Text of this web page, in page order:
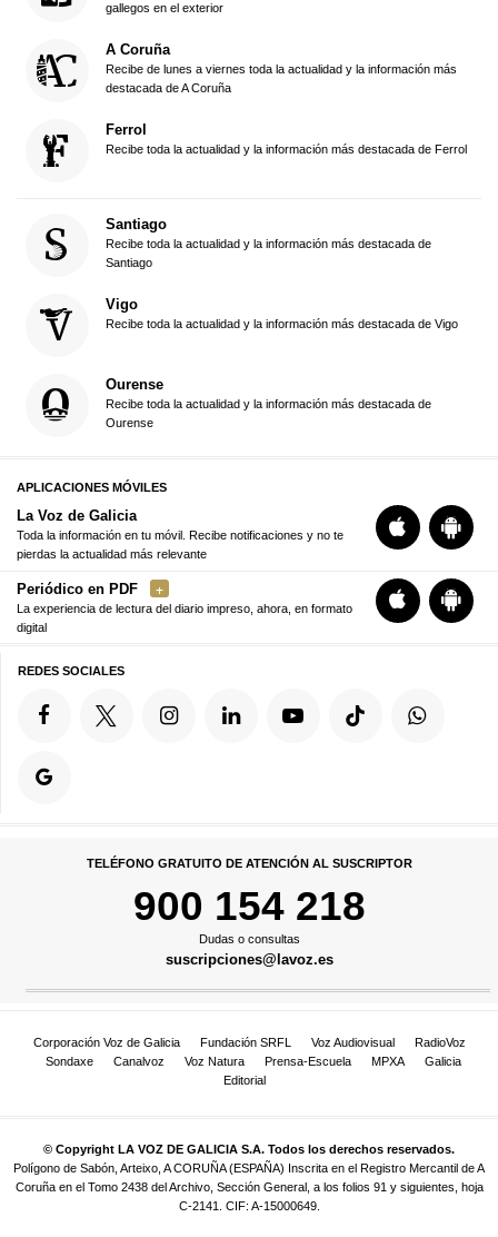
gallegos en el exterior
A Coruña
Recibe de lunes a viernes toda la actualidad y la información más
destacada de A Coruña
Ferrol
Recibe toda la actualidad y la información más destacada de Ferrol
Santiago
Recibe toda la actualidad y la información más destacada de
Santiago
Vigo
Recibe toda la actualidad y la información más destacada de Vigo
Ourense
Recibe toda la actualidad y la información más destacada de
Ourense
APLICACIONES MÓVILES
La Voz de Galicia
Toda la información en tu móvil. Recibe notificaciones y no te
pierdas la actualidad más relevante
Periódico en PDF
La experiencia de lectura del diario impreso, ahora, en formato
digital
REDES SOCIALES
TELÉFONO GRATUITO DE ATENCIÓN AL SUSCRIPTOR
900 154 218
Dudas o consultas
suscripciones@lavoz.es
Corporación Voz de Galicia Fundación SRFL Voz Audiovisual
RadioVoz
Sondaxe
Canalvoz Voz Natura Prensa-Escuela MPXA
Galicia
Editorial
© Copyright LA VOZ DE GALICIA S.A. Todos los derechos reservados.
Polígono de Sabón, Arteixo, A CORUÑA (ESPAÑA) Inscrita en el Registro Mercantil de A
Coruña en el Tomo 2438 del Archivo, Sección General, a los folios 91 y siguientes, hoja
C-2141. CIF: A-15000649.